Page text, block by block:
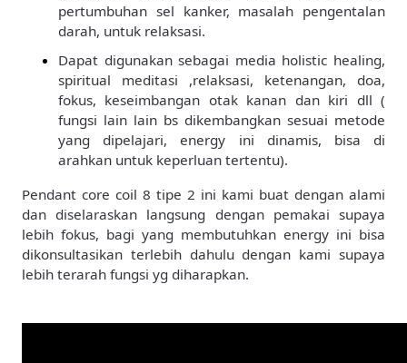
pertumbuhan sel kanker, masalah pengentalan
darah, untuk relaksasi.
Dapat digunakan sebagai media holistic healing,
spiritual meditasi ,relaksasi, ketenangan, doa,
fokus, keseimbangan otak kanan dan kiri dll (
fungsi lain lain bs dikembangkan sesuai metode
yang dipelajari, energy ini dinamis, bisa di
arahkan untuk keperluan tertentu).
Pendant core coil 8 tipe 2 ini kami buat dengan alami
dan diselaraskan langsung dengan pemakai supaya
lebih fokus, bagi yang membutuhkan energy ini bisa
dikonsultasikan terlebih dahulu dengan kami supaya
lebih terarah fungsi yg diharapkan.